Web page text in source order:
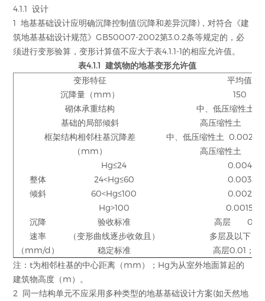
4.1.1 设计
1 地基基础设计应明确沉降控制值(沉降和差异沉降)，对符合《建
筑地基基础设计规范》GB50007-2002第3.0.2条等规定的，必
须进行变形验算，变形计算值不应大于表4.1.1-1的相应允许值。
表4.1.1 建筑物的地基变形允许值
变形特征
平均值
沉降量（mm）
150
砌体承重结构
基础的局部倾斜
中、低压缩性土
高压缩性土
框架结构相邻柱基沉降差
（mm）
中、低压缩性土 0.002t
高压缩性土
整体
倾斜
Hg≤24
0.004
24<Hg≤60
0.003
60<Hg≤100
0.002
Hg>100
0.0015
沉降
速率
（mm/d）
验收标准
（变形曲线逐步收敛且）
高层 0.06
多层及以下
稳定标准
高层0.01；
注：t为相邻柱基的中心距离（mm）；Hg为从室外地面算起的
建筑物高度（m）。
2 同一结构单元不应采用多种类型的地基基础设计方案(如天然地